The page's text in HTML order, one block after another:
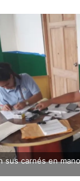
sus carnés en